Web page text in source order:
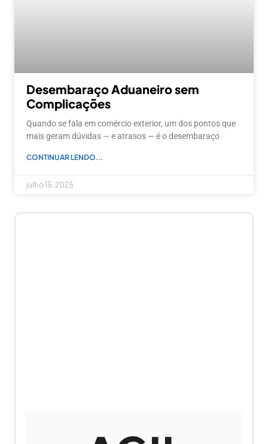
Desembaraço Aduaneiro sem
Complicações
Quando se fala em comércio exterior, um dos pontos que
mais geram dúvidas — e atrasos — é o desembaraço
CONTINUAR LENDO...
julho 15, 2025